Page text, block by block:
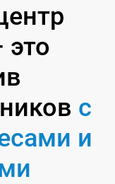
это
с
и